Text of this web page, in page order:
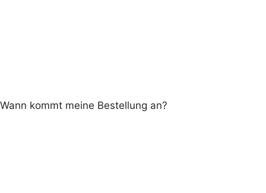
Wann kommt meine Bestellung an?